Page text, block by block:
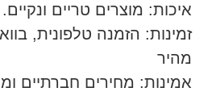
איכות: מוצרים טריים ונקיים.
זמינות: הזמנה טלפונית,
מהיר
אמינות: מחירים חברתיים